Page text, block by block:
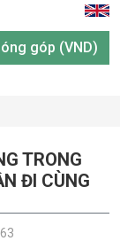
góp (VND)
TRONG
ĐI CÙNG